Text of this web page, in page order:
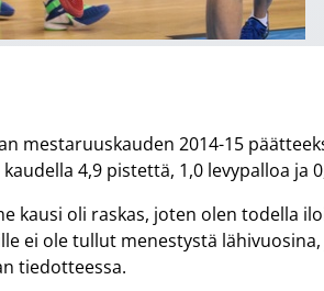
mestaruuskauden 2014-15
4,9 pistettä, 1,0 levypalloa ja
kausi oli raskas, joten olen todella
ei ole tullut menestystä
tiedotteessa.